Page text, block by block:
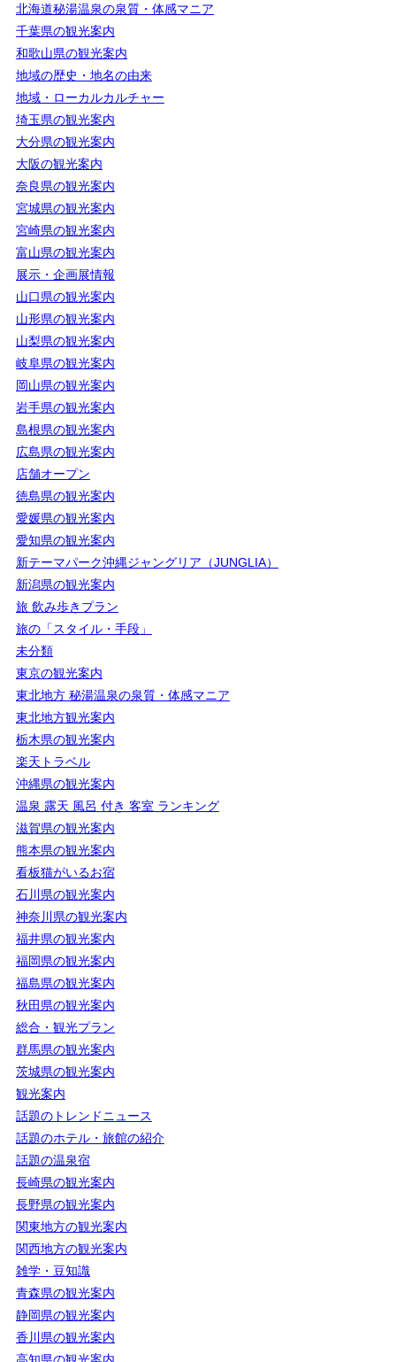
北海道秘湯温泉の泉質・体感マニア
千葉県の観光案内
和歌山県の観光案内
地域の歴史・地名の由来
地域・ローカルカルチャー
埼玉県の観光案内
大分県の観光案内
大阪の観光案内
奈良県の観光案内
宮城県の観光案内
宮崎県の観光案内
富山県の観光案内
展示・企画展情報
山口県の観光案内
山形県の観光案内
山梨県の観光案内
岐阜県の観光案内
岡山県の観光案内
岩手県の観光案内
島根県の観光案内
広島県の観光案内
店舗オープン
徳島県の観光案内
愛媛県の観光案内
愛知県の観光案内
新テーマパーク沖縄ジャングリア（JUNGLIA）
新潟県の観光案内
旅 飲み歩きプラン
旅の「スタイル・手段」
未分類
東京の観光案内
東北地方 秘湯温泉の泉質・体感マニア
東北地方観光案内
栃木県の観光案内
楽天トラベル
沖縄県の観光案内
温泉 露天 風呂 付き 客室 ランキング
滋賀県の観光案内
熊本県の観光案内
看板猫がいるお宿
石川県の観光案内
神奈川県の観光案内
福井県の観光案内
福岡県の観光案内
福島県の観光案内
秋田県の観光案内
総合・観光プラン
群馬県の観光案内
茨城県の観光案内
観光案内
話題のトレンドニュース
話題のホテル・旅館の紹介
話題の温泉宿
長崎県の観光案内
長野県の観光案内
関東地方の観光案内
関西地方の観光案内
雑学・豆知識
青森県の観光案内
静岡県の観光案内
香川県の観光案内
高知県の観光案内